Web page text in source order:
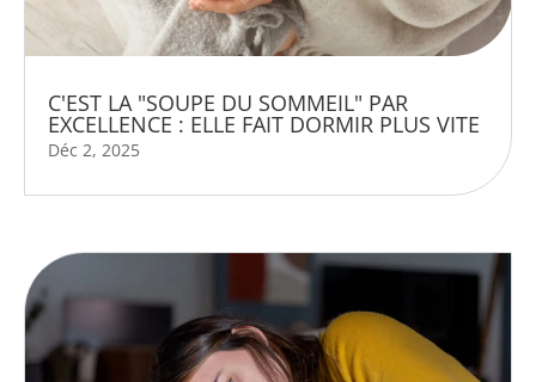
C'EST LA "SOUPE DU SOMMEIL" PAR
EXCELLENCE : ELLE FAIT DORMIR PLUS VITE
Déc 2, 2025